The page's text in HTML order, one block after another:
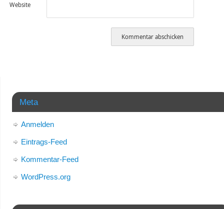
Website
Meta
Anmelden
Eintrags-Feed
Kommentar-Feed
WordPress.org